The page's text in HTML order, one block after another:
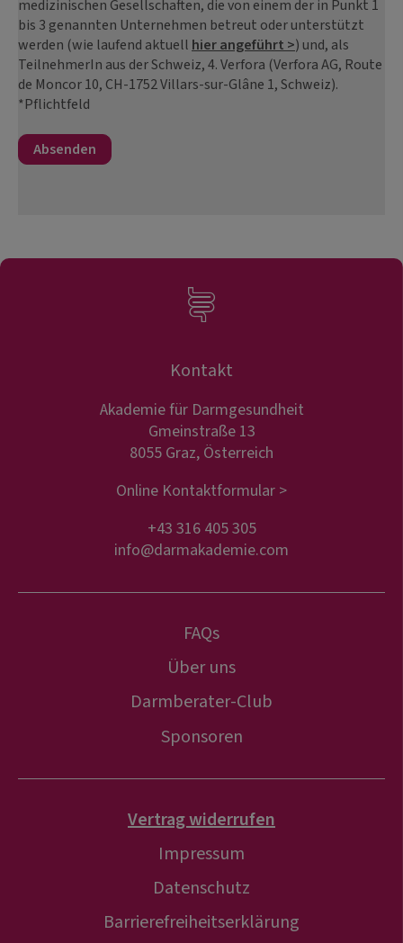
medizinischen Gesellschaften, die von einem der in Punkt 1
bis 3 genannten Unternehmen betreut oder unterstützt
werden (wie laufend aktuell hier angeführt >) und, als
TeilnehmerIn aus der Schweiz, 4. Verfora (Verfora AG, Route
de Moncor 10, CH-1752 Villars-sur-Glâne 1, Schweiz).
*Pflichtfeld
Kontakt
Akademie für Darmgesundheit
Gmeinstraße 13
8055 Graz, Österreich
Online Kontaktformular >
+43 316 405 305
info@darmakademie.com
FAQs
Über uns
Darmberater-Club
Sponsoren
Vertrag widerrufen
Impressum
Datenschutz
Barrierefreiheitserklärung